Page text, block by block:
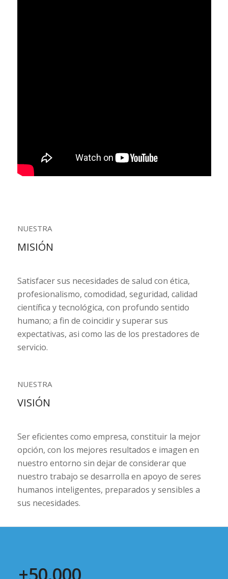
NUESTRA
MISIÓN
Satisfacer sus necesidades de salud con ética,
profesionalismo, comodidad, seguridad, calidad
científica y tecnológica, con profundo sentido
humano; a fin de coincidir y superar sus
expectativas, asi como las de los prestadores de
servicio.
NUESTRA
VISIÓN
Ser eficientes como empresa, constituir la mejor
opción, con los mejores resultados e imagen en
nuestro entorno sin dejar de considerar que
nuestro trabajo se desarrolla en apoyo de seres
humanos inteligentes, preparados y sensibles a
sus necesidades.